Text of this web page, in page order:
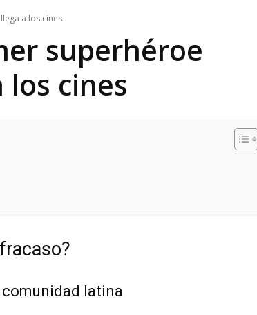
a los cines
superhéroe
los cines
comunidad latina